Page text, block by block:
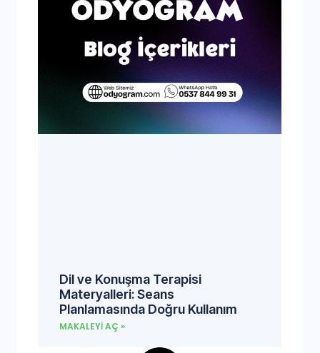
Dil ve Konuşma Terapisi
Materyalleri: Seans
Planlamasında Doğru Kullanım
MAKALEYI AÇ »